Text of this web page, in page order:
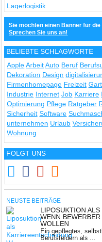
Sie möchten einen Banner für
Sprechen Sie uns an!
BELIEBTE SCHLAGWORTE
Apple Arbeit Auto Beruf
Dekoration Design
Firmenhomepage Freizeit
Industrie Internet Job Karriere
Optimierung Pflege Ratgeber
Sicherheit Software
unternehmen Urlaub
Wohnung
FOLGT UNS
NEUSTE BEITRÄGE
LIPOSUKTION
WENN BEWERBER
OLLEN
Ein gepflegtes,
Berufsfeldern als ...